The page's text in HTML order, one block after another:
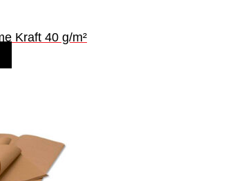
Kraft 40 g/m²